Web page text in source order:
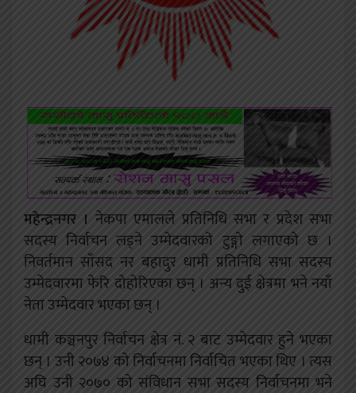
महेन्द्रनगर । नेकपा एमालले प्रतिनिधि सभा र प्रदेश सभा
सदस्य निर्वाचन लड्ने उम्मेदवारको टुङ्गो लगाएको छ ।
निवर्तमान साँसद नर बहादुर धामी प्रतिनिधि सभा सदस्य
उम्मेदवारमा फेरि दोहोरिएका छन् । अन्य दुई क्षेत्रमा भने नयाँ
नेता उम्मेदवार भएका छन् ।
धामी कञ्चनपुर निर्वाचन क्षेत्र नं. २ बाट उम्मेदवार हुने भएका
छन् । उनी २०७४ को निर्वाचनमा निर्वाचित भएका थिए । त्यस
अघि उनी २०७० को संविधान सभा सदस्य निर्वाचनमा भने